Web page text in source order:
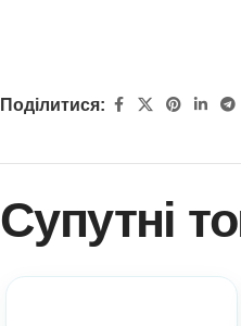
Поділитися:
Супутні